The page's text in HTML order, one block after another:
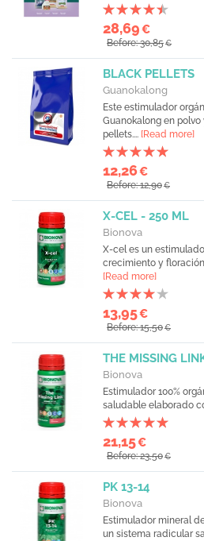
28,69€
Before: 30,85€
BLACK PELLETS
Guanokalong
Este estimulador
Guanokalong en
pellets.... [Read more]
12,26€
Before: 12,90€
X-CEL - 250 ML
Bionova
X-cel es un
crecimiento y
[Read more]
13,95€
Before: 15,50€
THE MISSING
Bionova
Estimulador 100%
saludable elaborado
21,15€
Before: 23,50€
PK 13-14
Bionova
Estimulador mineral
un sistema radicular